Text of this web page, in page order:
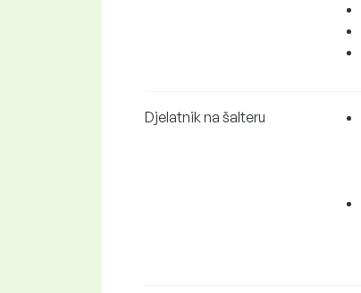
Djelatnik na šalteru